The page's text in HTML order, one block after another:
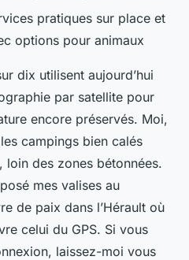
pratiques sur place et
options pour animaux
dix utilisent aujourd’hui
par satellite pour
encore préservés. Moi,
campings bien calés
loin des zones bétonnées.
mes valises au
de paix dans l’Hérault où
celui du GPS. Si vous
laissez-moi vous